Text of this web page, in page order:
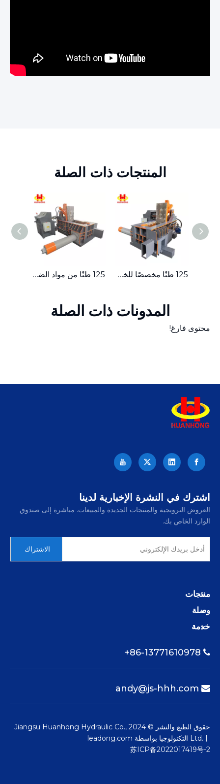
المنتجات ذات الصلة
125 طنًا من مواد الضغط الصغيرة، مكبس بالات الخردة المعدنية الهيدروليكي 125 طنًا مخصصًا للخردة المعدنية الهيدروليكية الصغيرة ذات الدفع الجانبي
المدونات ذات الصلة
محتوى فارغ!
اشترك في النشرة الإخبارية لدينا
العروض الترويجية والمنتجات الجديدة والمبيعات. مباشرة إلى صندوق
الوارد الخاص بك.
الاشتراك
منتجات
وصلة
خدمة


حقوق الطبع والنشر © 2024 Jiangsu Huanhong Hydraulic Co.,
Ltd.丨 التكنولوجيا بواسطة
leadong.com
苏ICP备2022017419号-2